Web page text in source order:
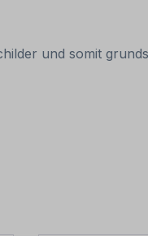
und somit